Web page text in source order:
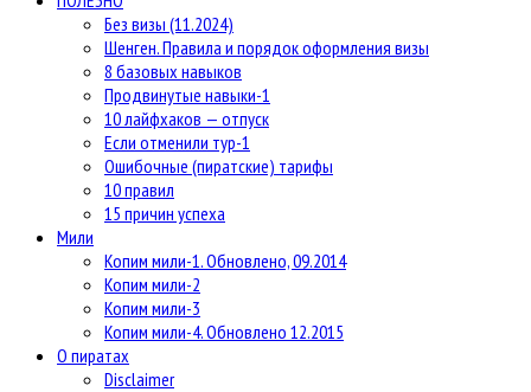
Без визы (11.2024)
Шенген. Правила и порядок оформления визы
8 базовых навыков
Продвинутые навыки-1
10 лайфхаков — отпуск
Если отменили тур-1
Ошибочные (пиратские) тарифы
10 правил
15 причин успеха
Мили
Копим мили-1. Обновлено, 09.2014
Копим мили-2
Копим мили-3
Копим мили-4. Обновлено 12.2015
О пиратах
Disclaimer